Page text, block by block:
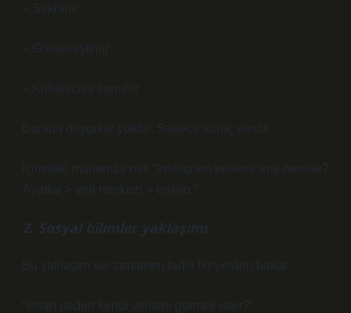
– Saklanır
– Görselleştirilir
– Kullanıcıya sunulur
Burada duygular yoktur. Sadece süreç vardır.
İçimdeki mühendis net: “Instagram verilere eriş nerede?
Ayarlar > veri merkezi > erişim.”
2. Sosyal bilimler yaklaşımı
Bu yaklaşım ise tamamen farklı bir yerden bakar:
“İnsan neden kendi verisini görmek ister?”